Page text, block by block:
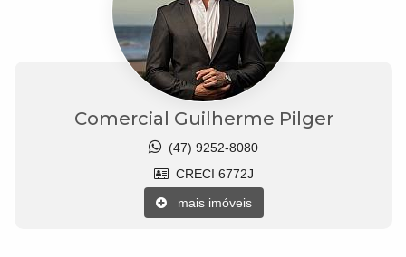
Comercial Guilherme Pilger
(47) 9252-8080
CRECI 6772J
mais imóveis